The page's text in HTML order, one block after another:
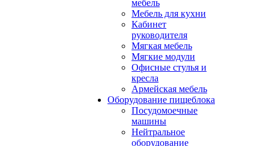
мебель
Мебель для кухни
Кабинет
руководителя
Мягкая мебель
Мягкие модули
Офисные стулья и
кресла
Армейская мебель
Оборудование пищеблока
Посудомоечные
машины
Нейтральное
оборудование